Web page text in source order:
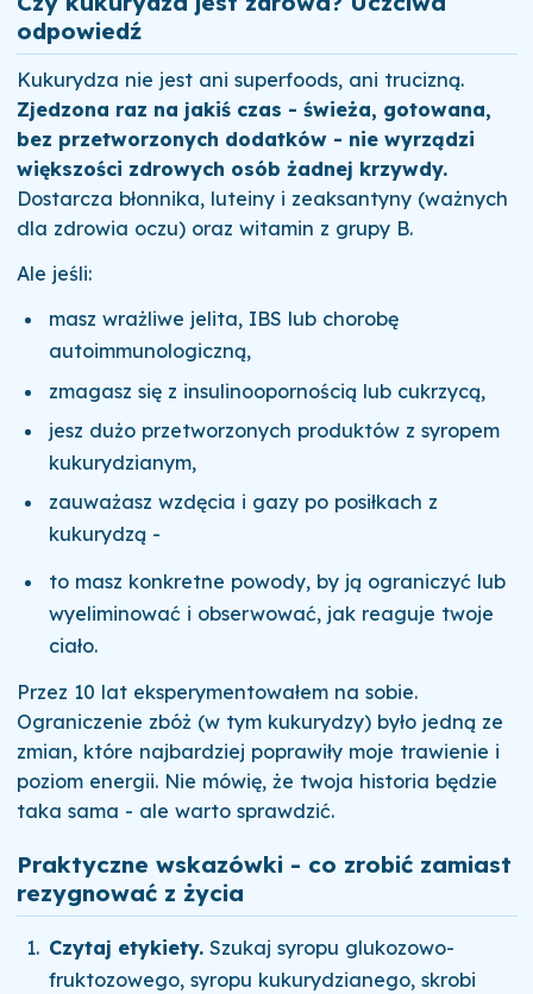
odpowiedź
Kukurydza nie jest ani superfoods, ani trucizną.
Zjedzona raz na jakiś czas - świeża, gotowana,
bez przetworzonych dodatków - nie wyrządzi
większości zdrowych osób żadnej krzywdy.
Dostarcza błonnika, luteiny i zeaksantyny (ważnych
dla zdrowia oczu) oraz witamin z grupy B.
Ale jeśli:
masz wrażliwe jelita, IBS lub chorobę
autoimmunologiczną,
zmagasz się z insulinoopornością lub cukrzycą,
jesz dużo przetworzonych produktów z syropem
kukurydzianym,
zauważasz wzdęcia i gazy po posiłkach z
kukurydzą -
to masz konkretne powody, by ją ograniczyć lub
wyeliminować i obserwować, jak reaguje twoje
ciało.
Przez 10 lat eksperymentowałem na sobie.
Ograniczenie zbóż (w tym kukurydzy) było jedną ze
zmian, które najbardziej poprawiły moje trawienie i
poziom energii. Nie mówię, że twoja historia będzie
taka sama - ale warto sprawdzić.
Praktyczne wskazówki - co zrobić zamiast
rezygnować z życia
Czytaj etykiety. Szukaj syropu glukozowo-
fruktozowego, syropu kukurydzianego, skrobi